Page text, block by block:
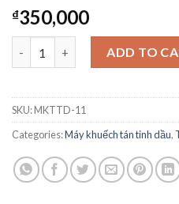
₫350,000
ADD TO
SKU:MKTTD-11
Categories:Máy khuếch tán tinh dầu,